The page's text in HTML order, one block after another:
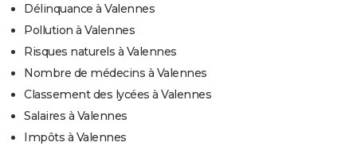
Délinquance à Valennes
Pollution à Valennes
Risques naturels à Valennes
Nombre de médecins à Valennes
Classement des lycées à Valennes
Salaires à Valennes
Impôts à Valennes